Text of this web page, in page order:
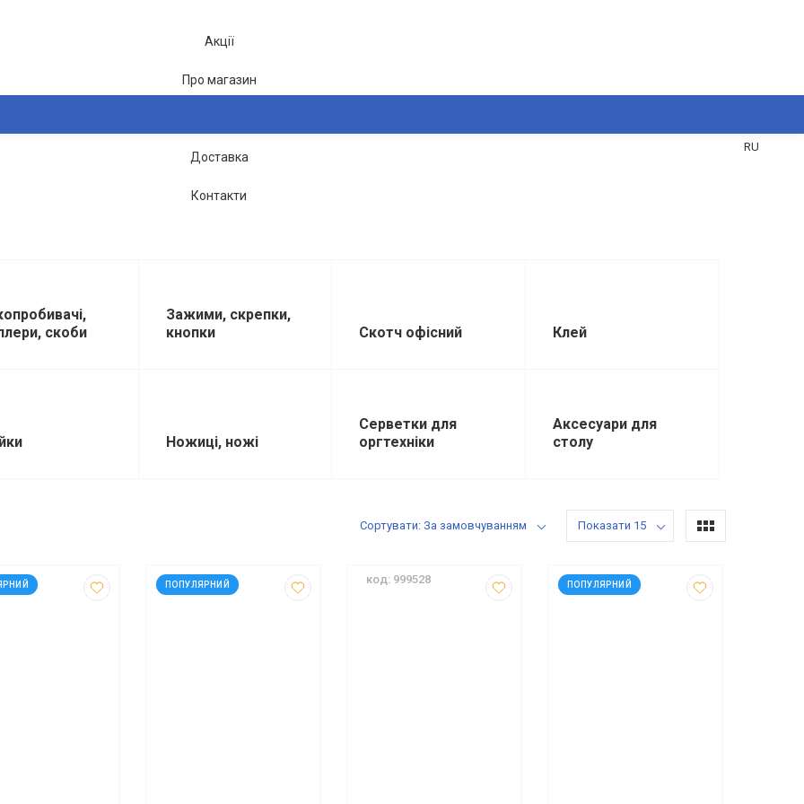
Акції
Про магазин
Доставка
Контакти
RU
26
скоби
Зажими, скрепки,
кнопки
Скотч офісний Клей
Ножиці, ножі
Серветки для
оргтехніки
Аксесуари для
столу
Сортувати: За замовчуванням Показати 15
ПОПУЛЯРНИЙ
код: 999426 код: 999528 ПОПУЛЯРНИЙ
код: 936011